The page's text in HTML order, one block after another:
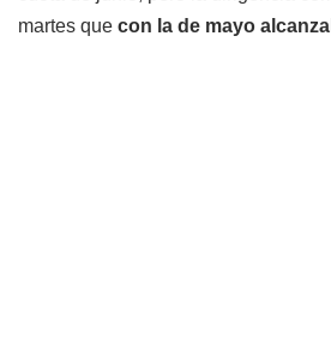
martes que con la de mayo